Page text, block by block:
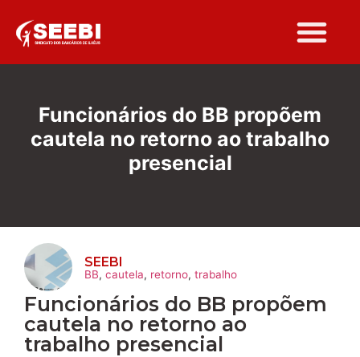
Funcionários do BB propõem
cautela no retorno ao trabalho
presencial
SEEBI
BB, cautela, retorno, trabalho
Funcionários do BB propõem
cautela no retorno ao
trabalho presencial